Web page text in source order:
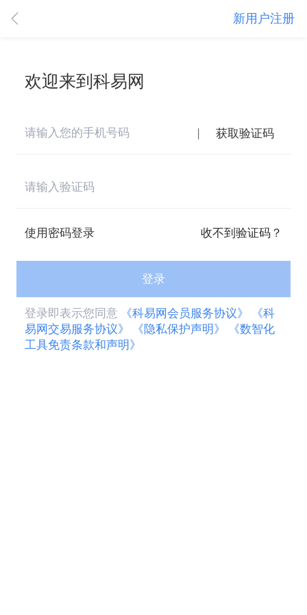
新用户注册
欢迎来到科易网
获取验证码
使用密码登录 收不到验证码？
登录
登录即表示您同意 《科易网会员服务协议》
《科
易网交易服务协议》
《隐私保护声明》
《数智化
工具免责条款和声明》